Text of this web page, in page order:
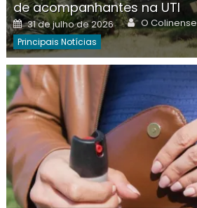
de acompanhantes na UTI
Posted
on
31 de julho de 2026 Author
O Colinense
Principais Notícias